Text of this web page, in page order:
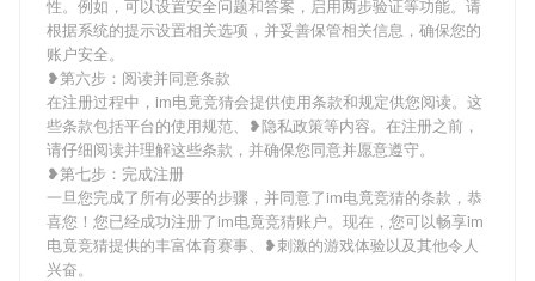
性。例如，可以设置安全问题和答案，启用两步验证等功能。请
根据系统的提示设置相关选项，并妥善保管相关信息，确保您的
账户安全。
❥第六步：阅读并同意条款
在注册过程中，im电竟竞猜会提供使用条款和规定供您阅读。这
些条款包括平台的使用规范、❥隐私政策等内容。在注册之前，
请仔细阅读并理解这些条款，并确保您同意并愿意遵守。
❥第七步：完成注册
一旦您完成了所有必要的步骤，并同意了im电竟竞猜的条款，恭
喜您！您已经成功注册了im电竟竞猜账户。现在，您可以畅享im
电竟竞猜提供的丰富体育赛事、❥刺激的游戏体验以及其他令人
兴奋。